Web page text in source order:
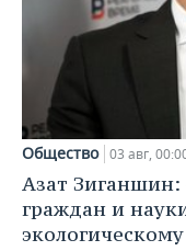
Общество 03 авг,
Азат Зиганшин:
граждан и